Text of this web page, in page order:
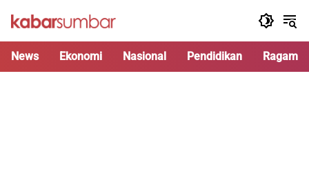
News Ekonomi Nasional Pendidikan Ragam